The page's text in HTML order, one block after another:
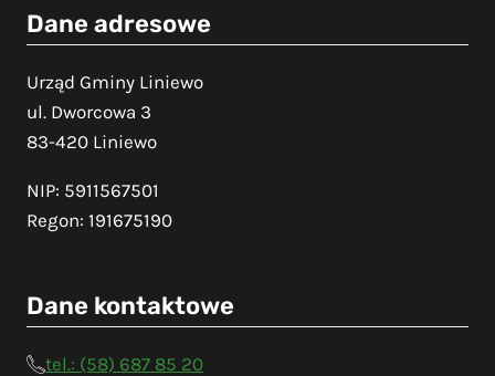
Dane adresowe
Urząd Gminy Liniewo
ul. Dworcowa 3
83-420 Liniewo
NIP: 5911567501
Regon: 191675190
Dane kontaktowe
tel.: (58) 687 85 20